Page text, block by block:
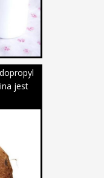
jest